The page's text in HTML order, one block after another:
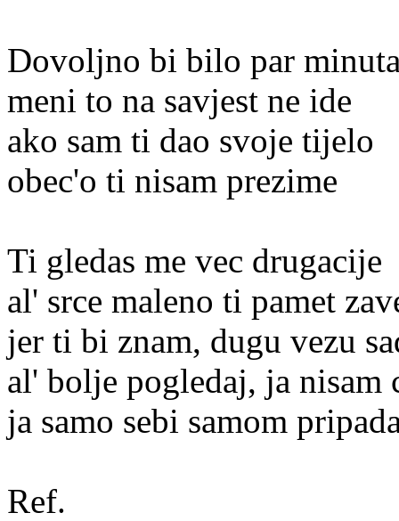
Dovoljno bi bilo par
meni to na savjest ne ide
ako sam ti dao svoje tijelo
obec'o ti nisam prezime
Ti gledas me vec drugacije
al' srce maleno ti pamet
jer ti bi znam, dugu vezu
al' bolje pogledaj, ja nisam
ja samo sebi samom
Ref.